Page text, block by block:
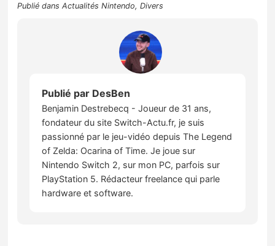
Publié dansActualités Nintendo,Divers
Publié par DesBen
Benjamin Destrebecq - Joueur de 31 ans,
fondateur du site Switch-Actu.fr, je suis
passionné par le jeu-vidéo depuis The Legend
of Zelda: Ocarina of Time. Je joue sur
Nintendo Switch 2, sur mon PC, parfois sur
PlayStation 5. Rédacteur freelance qui parle
hardware et software.